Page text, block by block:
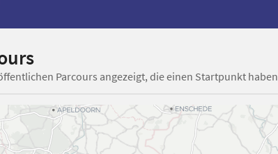
Parcours angezeigt, die einen Startpunkt haben